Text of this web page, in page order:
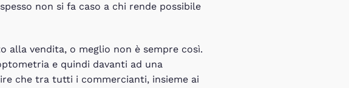
non si fa caso a chi rende possibile
alla vendita, o meglio non è sempre così.
e quindi davanti ad una
che tra tutti i commercianti, insieme ai